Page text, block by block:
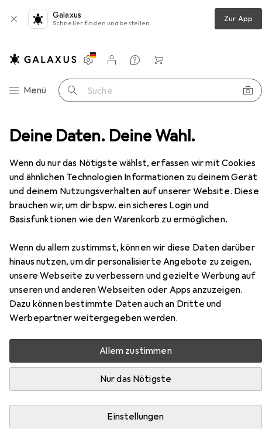
Deine Daten. Deine Wahl.
Wenn du nur das Nötigste wählst, erfassen wir mit Cookies
und ähnlichen Technologien Informationen zu deinem Gerät
und deinem Nutzungsverhalten auf unserer Website. Diese
brauchen wir, um dir bspw. ein sicheres Login und
Basisfunktionen wie den Warenkorb zu ermöglichen.
Wenn du allem zustimmst, können wir diese Daten darüber
hinaus nutzen, um dir personalisierte Angebote zu zeigen,
unsere Webseite zu verbessern und gezielte Werbung auf
unseren und anderen Webseiten oder Apps anzuzeigen.
Dazu können bestimmte Daten auch an Dritte und
Werbepartner weitergegeben werden.
Allem zustimmen
Nur das Nötigste
Einstellungen
Galaxus
Schneller finden und bestellen Zur App
Navigation nach Kategorien
Menü Suche
Einstellungen
Kundenkonto
Vergleichslisten
Merklisten
Warenkorb
Möbel Esszimmer Esstisch Beliani Midland
Beliani Midland
140 x 80 x 74 cm
Hier findest du passendes Zubehör zum Produkt Beliani
Midland aus der Kategorie Möbelgleiter + Schutzpuffer.
Relevanz
Produktliste
Möbelgleiter + Schutzpuffer
EUR
4,17 bei 4 Stück EUR
0,26/1Stk.
PROTECT Filzgleiter rund
Filzgleiter, 16 Stk.